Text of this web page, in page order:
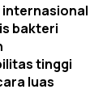
bakteri
tinggi
luas